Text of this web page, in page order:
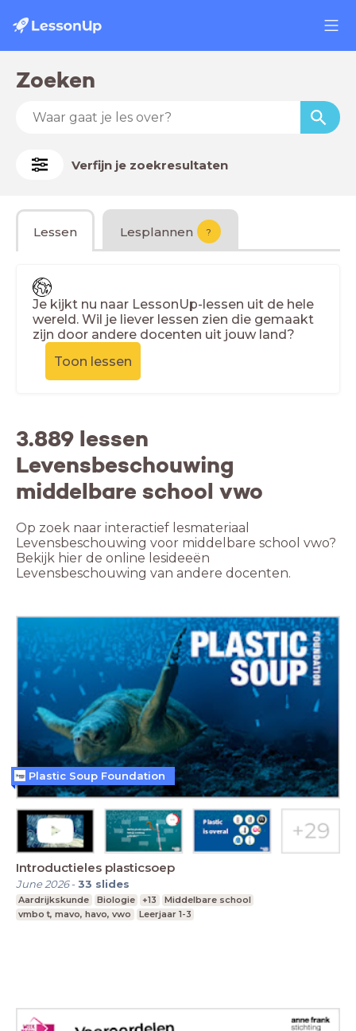
Zoeken
Verfijn je zoekresultaten
Lessen Lesplannen ?
Je kijkt nu naar LessonUp-lessen uit de hele
wereld. Wil je liever lessen zien die gemaakt
zijn door andere docenten uit jouw land?
Toon lessen
3.889 lessen
Levensbeschouwing
middelbare school vwo
Op zoek naar interactief lesmateriaal
Levensbeschouwing voor middelbare school vwo?
Bekijk hier de online lesideeën
Levensbeschouwing van andere docenten.
Introductieles plasticsoep
June 2026-33 slides
Aardrijkskunde Biologie +13
Middelbare school
vmbo t, mavo, havo, vwo
Leerjaar 1-3
Plastic Soup Foundation